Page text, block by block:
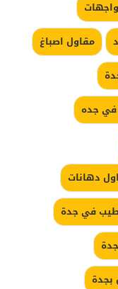
مقاول اصباغ
في جده
دهانات
في جدة